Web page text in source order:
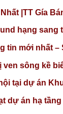
|TT Gía
hạng sang
tin mới nhất
ven sông kề
tại dự án
dự án hạ